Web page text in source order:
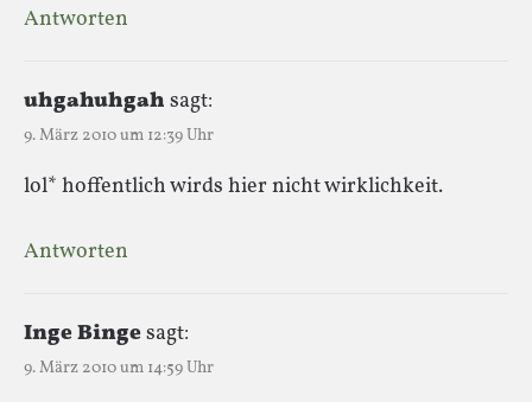
Antworten
uhgahuhgah sagt:
9. März 2010 um 12:39 Uhr
lol* hoffentlich wirds hier nicht wirklichkeit.
Antworten
Inge Bingesagt:
9. März 2010 um 14:59 Uhr